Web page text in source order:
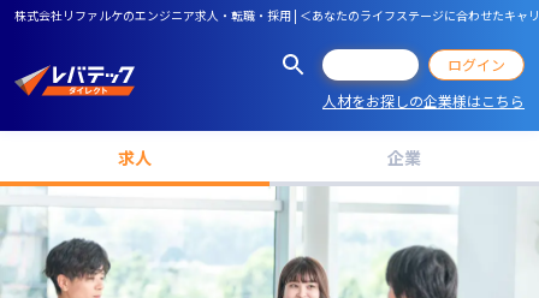
株式会社リファルケのエンジニア求人・転職・採用 | ＜あなたのライフステージに合わせたキ
ログイン
人材をお探しの企業様はこちら
求人 企業